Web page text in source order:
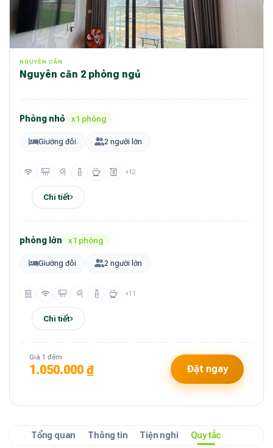
NGUYÊN CĂN
nguyên căn 2 phòng ngủ
Phòng nhỏ x1 phòng
Giường đôi 2 người lớn
+12
Chi tiết
phòng lớn x1 phòng
Giường đôi 2 người lớn
+11
Chi tiết
Giá 1 đêm
1.050.000 ₫ Đặt ngay
Tổng quan Thông tin Tiện nghi Quy tắc